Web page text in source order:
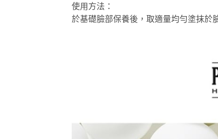
使用方法：
於基礎臉部保養後，取適量均勻塗抹於